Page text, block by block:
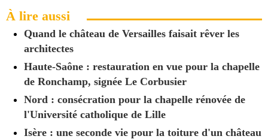
À lire aussi
Quand le château de Versailles faisait rêver les
architectes
Haute-Saône : restauration en vue pour la chapelle
de Ronchamp, signée Le Corbusier
Nord : consécration pour la chapelle rénovée de
l'Université catholique de Lille
Isère : une seconde vie pour la toiture d'un château